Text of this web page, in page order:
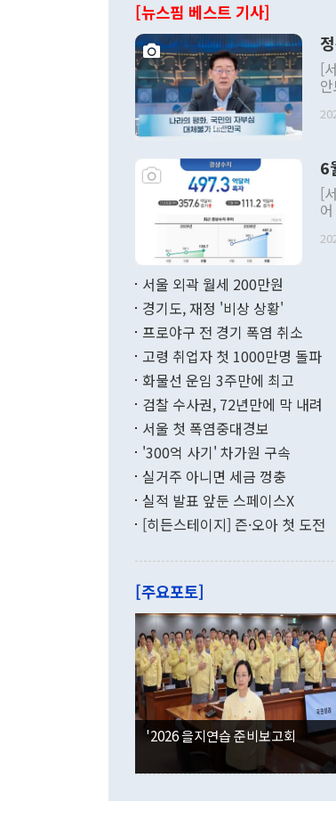
[뉴스핌 베스트 기사]
[
다. [정동영 통일부 장관이 지난달 23일 오후
"
6
[
료=한국은
서울 외곽 월세 200만원
경기도, 재정 '비상 상황'
프로야구 전 경기 폭염 취소
고령 취업자 첫 1000만명 돌파
화물선 운임 3주만에 최고
검찰 수사권, 72년만에 막 내려
서울 첫 폭염중대경보
'300억 사기' 차가원 구속
실거주 아니면 세금 껑충
실적 발표 앞둔 스페이스X
[히든스테이지] 즌·오아 첫 도전
[주요포토]
'2026 을지연습 준비보고회